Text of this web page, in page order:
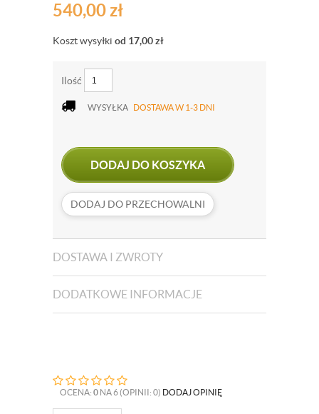
540,00zł
Koszt wysyłki od 17,00zł
Ilość
WYSYŁKA DOSTAWA W 1-3 DNI
DODAJ DO KOSZYKA
DODAJ DO PRZECHOWALNI
DOSTAWA I ZWROTY
DODATKOWE INFORMACJE
OCENA: 0 NA 6 (OPINII: 0) DODAJ OPINIĘ